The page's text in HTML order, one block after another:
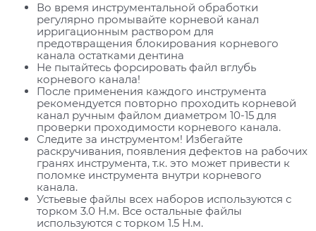
Во время инструментальной обработки
регулярно промывайте корневой канал
ирригационным раствором для
предотвращения блокирования корневого
канала остатками дентина
Не пытайтесь форсировать файл вглубь
корневого канала!
После применения каждого инструмента
рекомендуется повторно проходить корневой
канал ручным файлом диаметром 10-15 для
проверки проходимости корневого канала.
Следите за инструментом! Избегайте
раскручивания, появления дефектов на рабочих
гранях инструмента, т.к. это может привести к
поломке инструмента внутри корневого
канала.
Устьевые файлы всех наборов используются с
торком 3.0 Н.м. Все остальные файлы
используются с торком 1.5 Н.м.